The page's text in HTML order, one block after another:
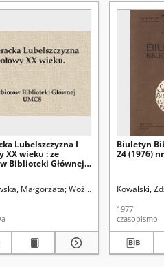
Lubelszczyzna I
XX wieku : ze
Biblioteki Głównej
Małgorzata Woźniak, Barbara
Biuletyn
24 (1976)
Kowalski,
1977
czasopismo